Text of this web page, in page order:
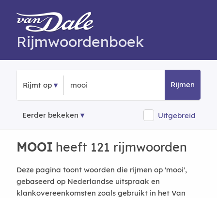
Rijmwoordenboek
Rijmt op Rijmen
Eerder bekeken Uitgebreid
MOOIheeft 121 rijmwoorden
Deze pagina toont woorden die rijmen op 'mooi',
gebaseerd op Nederlandse uitspraak en
klankovereenkomsten zoals gebruikt in het Van